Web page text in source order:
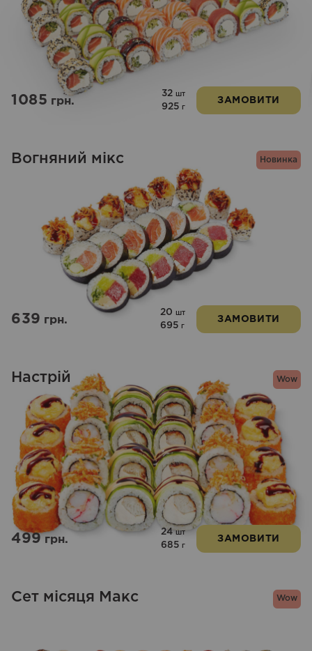
1085грн.
32 шт
925 г
ЗАМОВИТИ
Новинка
Вогняний мікс
639грн.
20 шт
695 г
ЗАМОВИТИ
Wow
Настрій
499грн.
24 шт
685 г
ЗАМОВИТИ
Wow
Сет місяця Макс